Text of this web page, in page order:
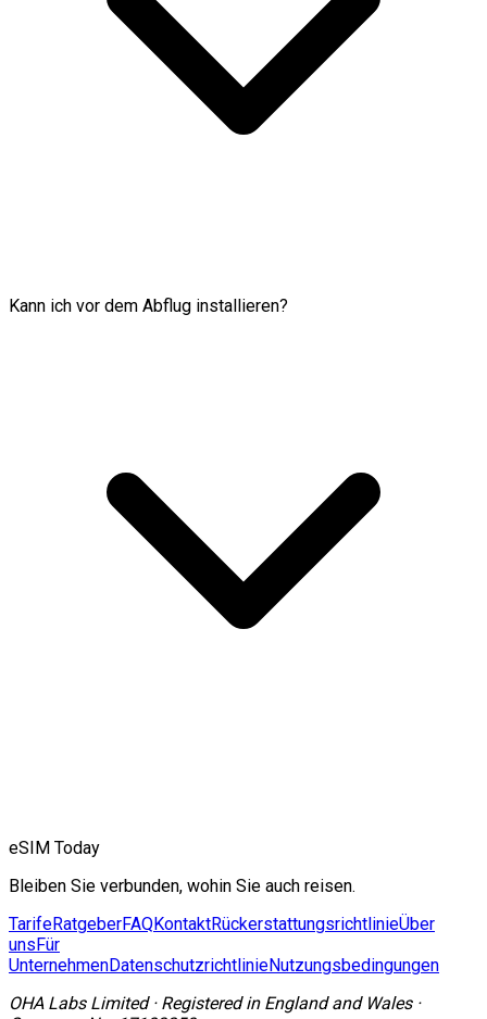
Kann ich vor dem Abflug installieren?
eSIM Today
Bleiben Sie verbunden, wohin Sie auch reisen.
TarifeRatgeberFAQKontaktRückerstattungsrichtlinieÜber
uns Für
UnternehmenDatenschutzrichtlinieNutzungsbedingungen
OHA Labs Limited· Registered in England and Wales·